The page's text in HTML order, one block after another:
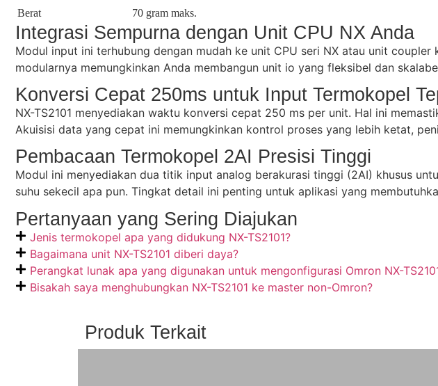
Berat
70 gram maks.
Integrasi Sempurna dengan Unit CPU NX Anda
Modul input ini terhubung dengan mudah ke unit CPU seri NX atau unit
modularnya memungkinkan Anda membangun unit io yang fleksibel dan
Konversi Cepat 250ms untuk Input Termokopel
NX-TS2101 menyediakan waktu konversi cepat 250 ms per unit. Hal ini
Akuisisi data yang cepat ini memungkinkan kontrol proses yang lebih ketat,
Pembacaan Termokopel 2AI Presisi Tinggi
Modul ini menyediakan dua titik input analog berakurasi tinggi (2AI) khusus
suhu sekecil apa pun. Tingkat detail ini penting untuk aplikasi yang
Pertanyaan yang Sering Diajukan
Jenis termokopel apa yang didukung NX-TS2101?
Bagaimana unit NX-TS2101 diberi daya?
Perangkat lunak apa yang digunakan untuk mengonfigurasi Omron NX-
Bisakah saya menghubungkan NX-TS2101 ke master non-Omron?
Produk Terkait